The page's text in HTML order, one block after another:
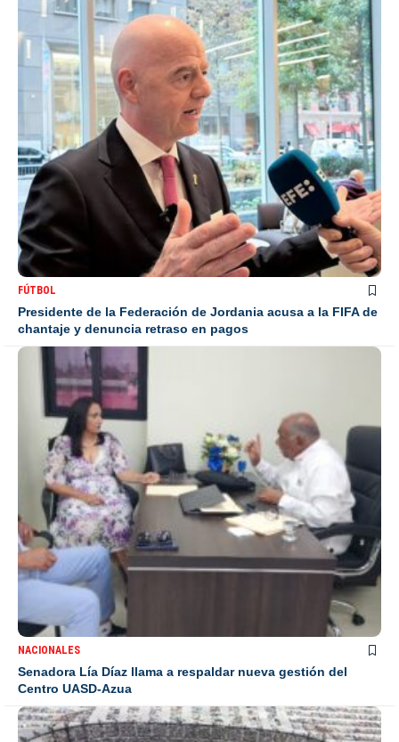
FÚTBOL
Presidente de la Federación de Jordania acusa a la FIFA de
chantaje y denuncia retraso en pagos
NACIONALES
Senadora Lía Díaz llama a respaldar nueva gestión del
Centro UASD-Azua